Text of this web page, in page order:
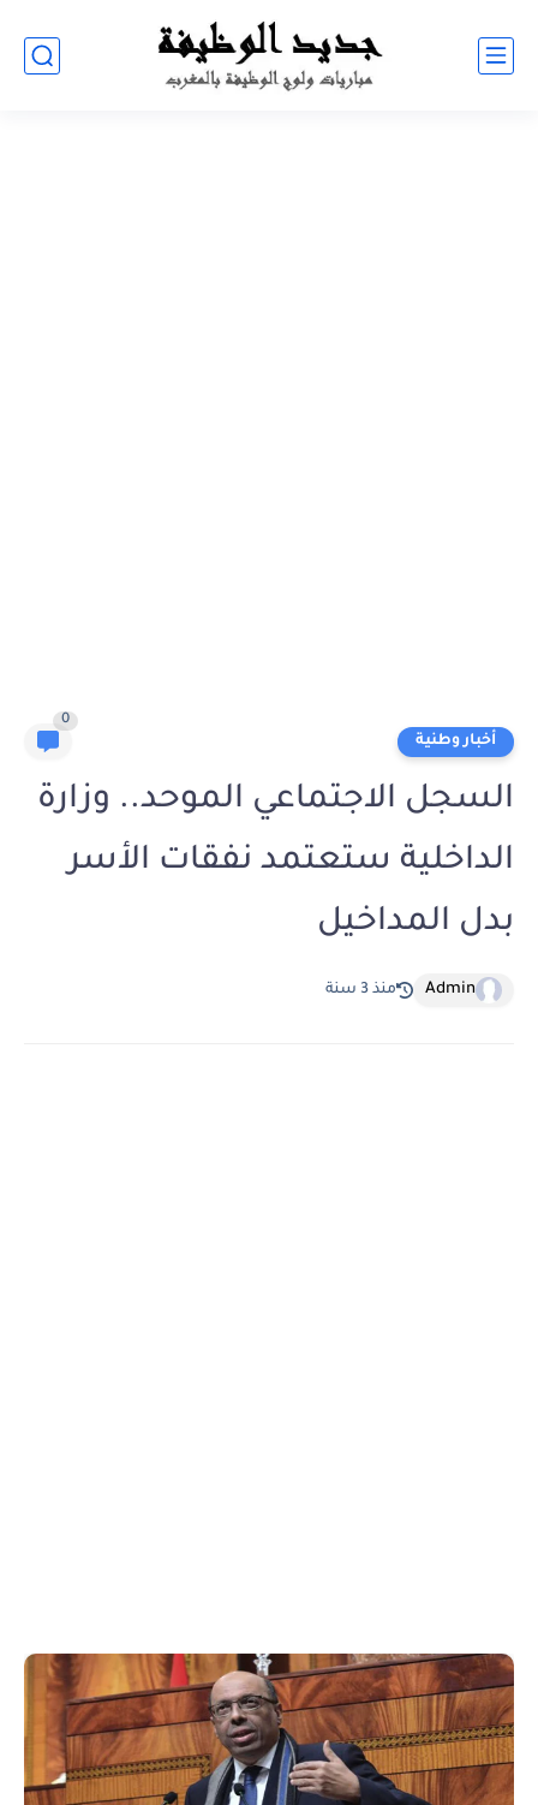
أخبار وطنية
0
السجل الاجتماعي الموحد.. وزارة
الداخلية ستعتمد نفقات الأسر
بدل المداخيل
Admin منذ 3 سنة